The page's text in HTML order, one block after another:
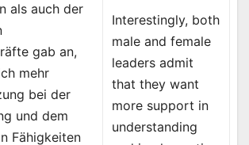
als auch der
gab an,
mehr
bei der
und dem
Fähigkeiten
Interestingly, both
male and female
leaders admit
that they want
more support in
understanding